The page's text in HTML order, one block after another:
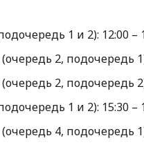
1 и 2): 12:00 –
2, подочередь
2, подочередь
1 и 2): 15:30 –
4, подочередь